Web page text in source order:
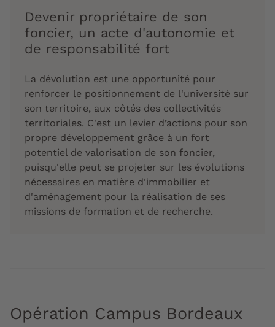
Devenir propriétaire de son
foncier, un acte d'autonomie et
de responsabilité fort
La dévolution est une opportunité pour
renforcer le positionnement de l'université sur
son territoire, aux côtés des collectivités
territoriales. C'est un levier d’actions pour son
propre développement grâce à un fort
potentiel de valorisation de son foncier,
puisqu'elle peut se projeter sur les évolutions
nécessaires en matière d'immobilier et
d'aménagement pour la réalisation de ses
missions de formation et de recherche.
Opération Campus Bordeaux